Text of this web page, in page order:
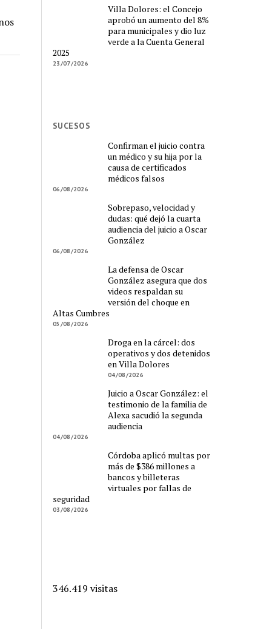
Villa Dolores: el Concejo
aprobó un aumento del 8%
para municipales y dio luz
verde a la Cuenta General
2025
23/07/2026
SUCESOS
Confirman el juicio contra
un médico y su hija por la
causa de certificados
médicos falsos
06/08/2026
Sobrepaso, velocidad y
dudas: qué dejó la cuarta
audiencia del juicio a Oscar
González
06/08/2026
La defensa de Oscar
González asegura que dos
videos respaldan su
versión del choque en
Altas Cumbres
05/08/2026
Droga en la cárcel: dos
operativos y dos detenidos
en Villa Dolores
04/08/2026
Juicio a Oscar González: el
testimonio de la familia de
Alexa sacudió la segunda
audiencia
04/08/2026
Córdoba aplicó multas por
más de $386 millones a
bancos y billeteras
virtuales por fallas de
seguridad
03/08/2026
346.419 visitas